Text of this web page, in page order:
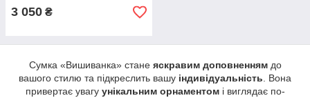
3 050 ₴
Сумка «Вишиванка» стане яскравим доповненнямдо
вашого стилю та підкреслить вашу індивідуальність . Вона
привертає увагу унікальним орнаментомі виглядає по-